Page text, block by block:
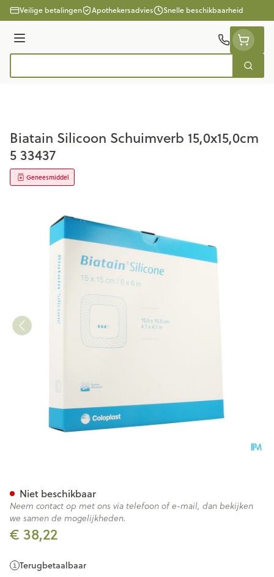
Ga naar de inhoud
Veilige betalingen Apothekersadvies Snelle beschikbaarheid
Menu
Zoek
Biatain Silicoon Schuimverb 15,0x15,0cm
5 33437
Geneesmiddel
€ 38,22
Terugbetaalbaar
Niet beschikbaar
Neem contact op met ons via telefoon of e-mail, dan bekijken
we samen de mogelijkheden.